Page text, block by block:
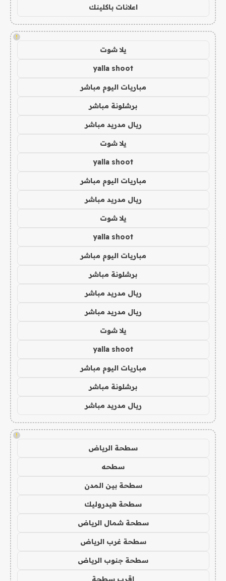
اعلانات باكلينك
!
يلا شوت
yalla shoot
مباريات اليوم مباشر
برشلونة مباشر
ريال مدريد مباشر
يلا شوت
yalla shoot
مباريات اليوم مباشر
ريال مدريد مباشر
يلا شوت
yalla shoot
مباريات اليوم مباشر
برشلونة مباشر
ريال مدريد مباشر
ريال مدريد مباشر
يلا شوت
yalla shoot
مباريات اليوم مباشر
برشلونة مباشر
ريال مدريد مباشر
!
سطحة الرياض
سطحه
سطحة بين المدن
سطحة هيدروليك
سطحة شمال الرياض
سطحة غرب الرياض
سطحة جنوب الرياض
اقرب سطحة